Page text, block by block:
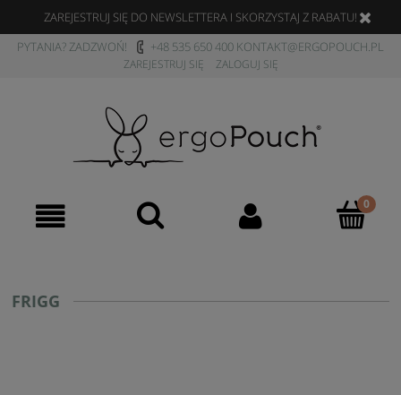
ZAREJESTRUJ SIĘ DO NEWSLETTERA I SKORZYSTAJ Z RABATU!
PYTANIA? ZADZWOŃ!
+48 535 650 400 KONTAKT@ERGOPOUCH.PL
ZAREJESTRUJ SIĘ ZALOGUJ SIĘ
FRIGG